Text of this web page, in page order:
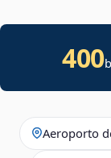
400
Aeroporto